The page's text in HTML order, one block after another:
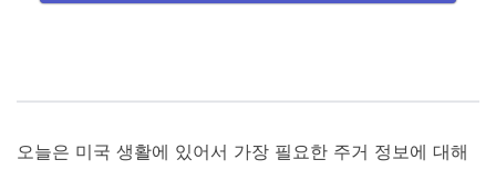
오늘은 미국 생활에 있어서 가장 필요한 주거 정보에 대해